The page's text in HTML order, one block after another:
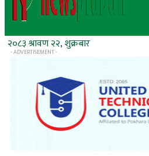
२०८३ श्रावण २२, शुक्रबार
- ADVERTISEMENT -